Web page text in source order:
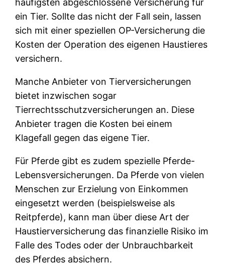
ein Tier. Sollte das nicht der Fall sein, lassen
sich mit einer speziellen OP-Versicherung die
Kosten der Operation des eigenen Haustieres
versichern.
Manche Anbieter von Tierversicherungen
bietet inzwischen sogar
Tierrechtsschutzversicherungen an. Diese
Anbieter tragen die Kosten bei einem
Klagefall gegen das eigene Tier.
Für Pferde gibt es zudem spezielle Pferde-
Lebensversicherungen. Da Pferde von vielen
Menschen zur Erzielung von Einkommen
eingesetzt werden (beispielsweise als
Reitpferde), kann man über diese Art der
Haustierversicherung das finanzielle Risiko im
Falle des Todes oder der Unbrauchbarkeit
des Pferdes absichern.